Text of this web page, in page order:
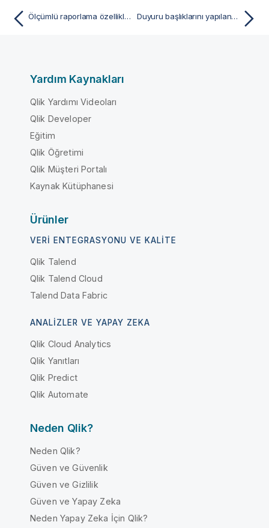
Ölçümlü raporlama özellikleri için izinleri ayarlama Duyuru başlıklarını yapılandırma
Yardım Kaynakları
Qlik Yardımı Videoları
Qlik Developer
Eğitim
Qlik Öğretimi
Qlik Müşteri Portalı
Kaynak Kütüphanesi
Ürünler
VERI ENTEGRASYONU VE KALITE
Qlik Talend
Qlik Talend Cloud
Talend Data Fabric
ANALIZLER VE YAPAY ZEKA
Qlik Cloud Analytics
Qlik Yanıtları
Qlik Predict
Qlik Automate
Neden Qlik?
Neden Qlik?
Güven ve Güvenlik
Güven ve Gizlilik
Güven ve Yapay Zeka
Neden Yapay Zeka İçin Qlik?